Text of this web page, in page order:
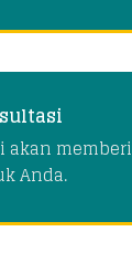
akan
Anda.